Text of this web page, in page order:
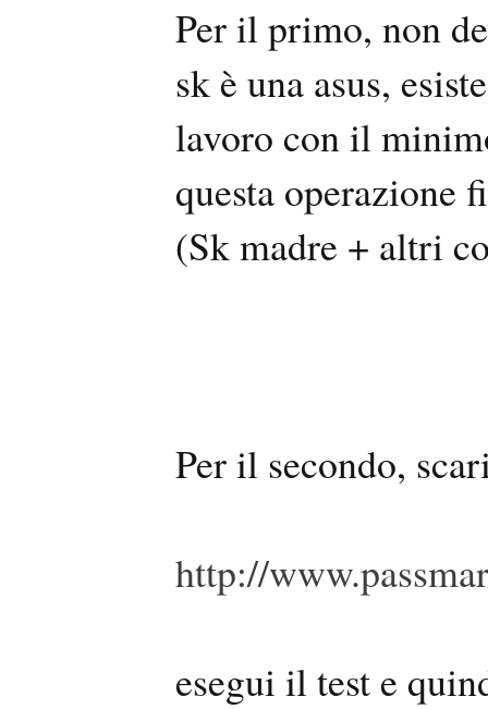
Per il primo, non
sk è una asus,
lavoro con il
questa operazione
(Sk madre + altri
Per il secondo,
http://
esegui il test e